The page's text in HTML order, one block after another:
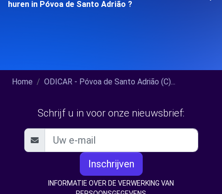
huren in Póvoa de Santo Adrião ?
Home ODICAR - Póvoa de Santo Adrião (C)...
Schrijf u in voor onze nieuwsbrief:
Inschrijven
INFORMATIE OVER DE VERWERKING VAN